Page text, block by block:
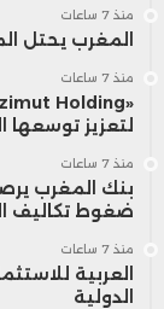
منذ 7 ساعات
المغرب يحتل المرتبة 76 عالمياً في مؤشر
منذ 7 ساعات
لتعزيز توسعها
منذ 7 ساعات
بنك المغرب
ضغوط تكاليف
منذ 7 ساعات
الدولية